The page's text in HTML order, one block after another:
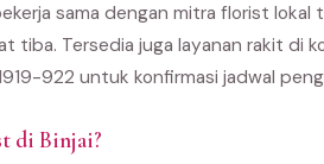
sama dengan mitra florist lokal
tiba. Tersedia juga layanan rakit di
922 untuk konfirmasi jadwal
di Binjai?